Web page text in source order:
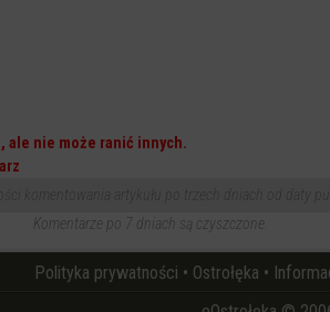
ale nie może ranić innych.
Komentarze po 7 dniach są czyszczone.
Polityka prywatności • Ostrołęka •